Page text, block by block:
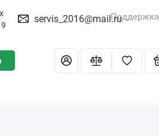
servis_2016@mail.ruПоддержка